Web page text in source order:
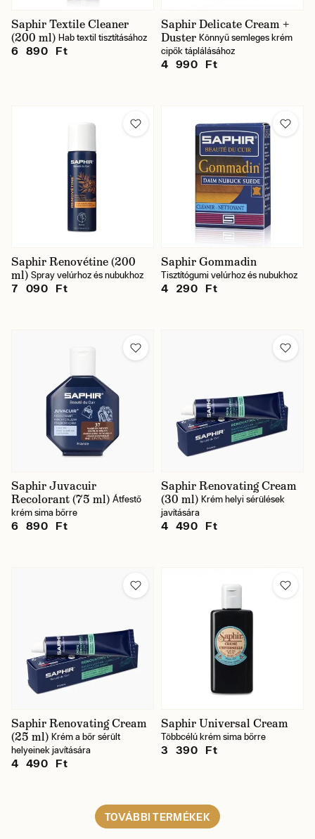
Saphir Textile Cleaner
(200 ml) Hab textil tisztításához
6 890 Ft
Saphir Delicate Cream +
Duster Könnyű semleges krém
cipők táplálásához
4 990 Ft
Saphir Renovétine (200
ml) Spray velúrhoz és nubukhoz
7 090 Ft
Saphir Gommadin
Tisztítógumi velúrhoz és nubukhoz
4 290 Ft
Saphir Juvacuir
Recolorant (75 ml) Átfestő
krém sima bőrre
6 890 Ft
Saphir Renovating Cream
(30 ml) Krém helyi sérülések
javítására
4 490 Ft
Saphir Renovating Cream
(25 ml) Krém a bőr sérült
helyeinek javítására
4 490 Ft
Saphir Universal Cream
Többcélú krém sima bőrre
3 390 Ft
TOVÁBBI TERMÉKEK